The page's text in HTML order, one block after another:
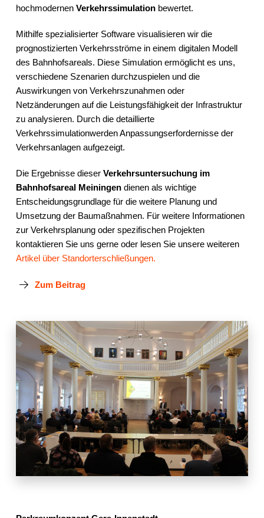
hochmodernen Verkehrssimulationbewertet.
Mithilfe spezialisierter Software visualisieren wir die
prognostizierten Verkehrsströme in einem digitalen Modell
des Bahnhofsareals. Diese Simulation ermöglicht es uns,
verschiedene Szenarien durchzuspielen und die
Auswirkungen von Verkehrszunahmen oder
Netzänderungen auf die Leistungsfähigkeit der Infrastruktur
zu analysieren. Durch die detaillierte
Verkehrssimulationwerden Anpassungserfordernisse der
Verkehrsanlagen aufgezeigt.
Die Ergebnisse dieser Verkehrsuntersuchung im
Bahnhofsareal Meiningendienen als wichtige
Entscheidungsgrundlage für die weitere Planung und
Umsetzung der Baumaßnahmen. Für weitere Informationen
zur Verkehrsplanung oder spezifischen Projekten
kontaktieren Sie uns gerne oder lesen Sie unsere weiteren
Artikel über Standorterschließungen.
Zum Beitrag